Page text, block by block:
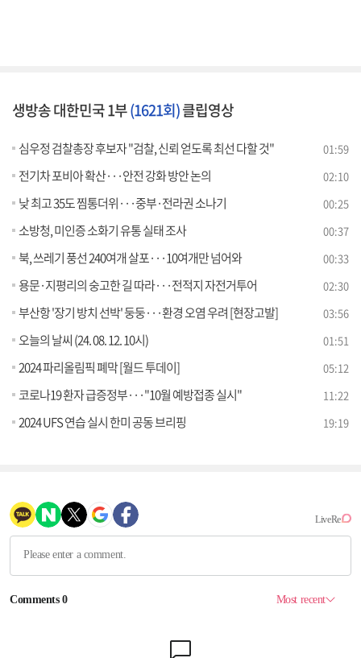
생방송 대한민국 1부(1621회)클립영상
심우정 검찰총장 후보자 "검찰, 신뢰 얻도록 최선 다할 것" 01:59
전기차 포비아 확산···안전 강화 방안 논의 02:10
낮 최고 35도 찜통더위···중부·전라권 소나기 00:25
소방청, 미인증 소화기 유통 실태 조사 00:37
북, 쓰레기 풍선 240여개 살포···10여개만 넘어와 00:33
용문·지평리의 숭고한 길 따라···전적지 자전거투어 02:30
부산항 '장기 방치 선박' 둥둥···환경 오염 우려 [현장고발] 03:56
오늘의 날씨 (24. 08. 12. 10시) 01:51
2024 파리올림픽 폐막 [월드 투데이] 05:12
코로나19 환자 급증정부···"10월 예방접종 실시" 11:22
2024 UFS 연습 실시 한미 공동 브리핑 19:19